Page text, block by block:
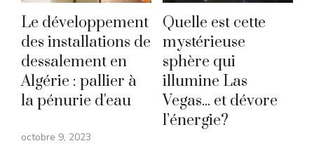
Le développement
des installations de
dessalement en
Algérie : pallier à
la pénurie d'eau
octobre 9, 2023
Quelle est cette
mystérieuse
sphère qui
illumine Las
Vegas... et dévore
l’énergie?